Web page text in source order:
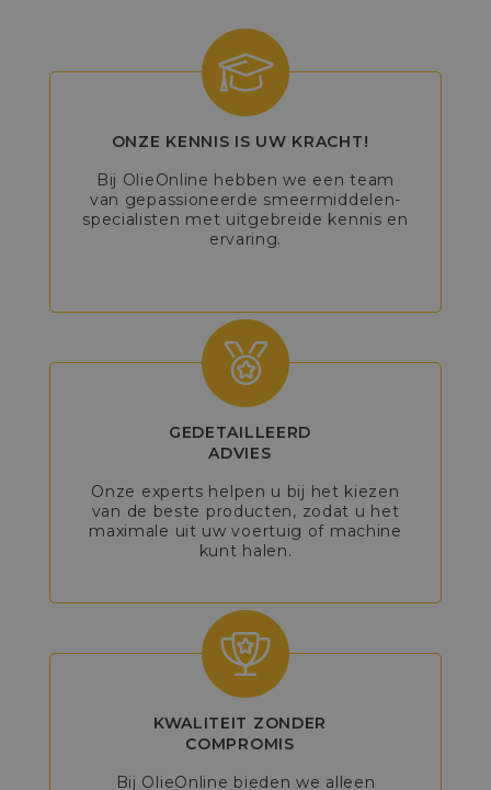
ONZE KENNIS IS UW KRACHT!
Bij OlieOnline hebben we een team
van gepassioneerde smeermiddelen-
specialisten met uitgebreide kennis en
ervaring.
GEDETAILLEERD
ADVIES
Onze experts helpen u bij het kiezen
van de beste producten, zodat u het
maximale uit uw voertuig of machine
kunt halen.
KWALITEIT ZONDER
COMPROMIS
Bij OlieOnline bieden we alleen